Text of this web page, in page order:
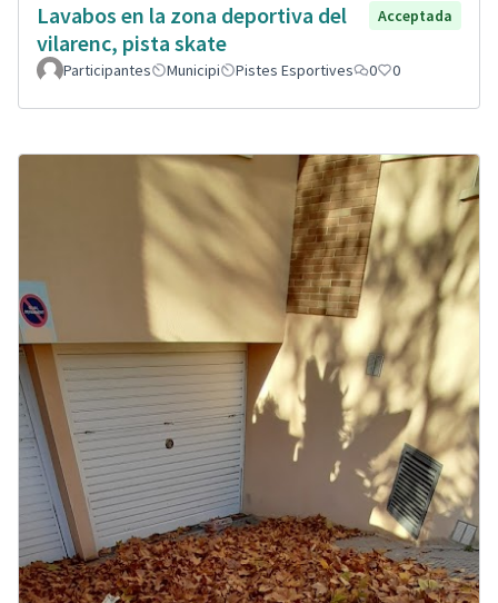
Lavabos en la zona deportiva del
vilarenc, pista skate
Acceptada
Participantes Municipi Pistes Esportives 0 0